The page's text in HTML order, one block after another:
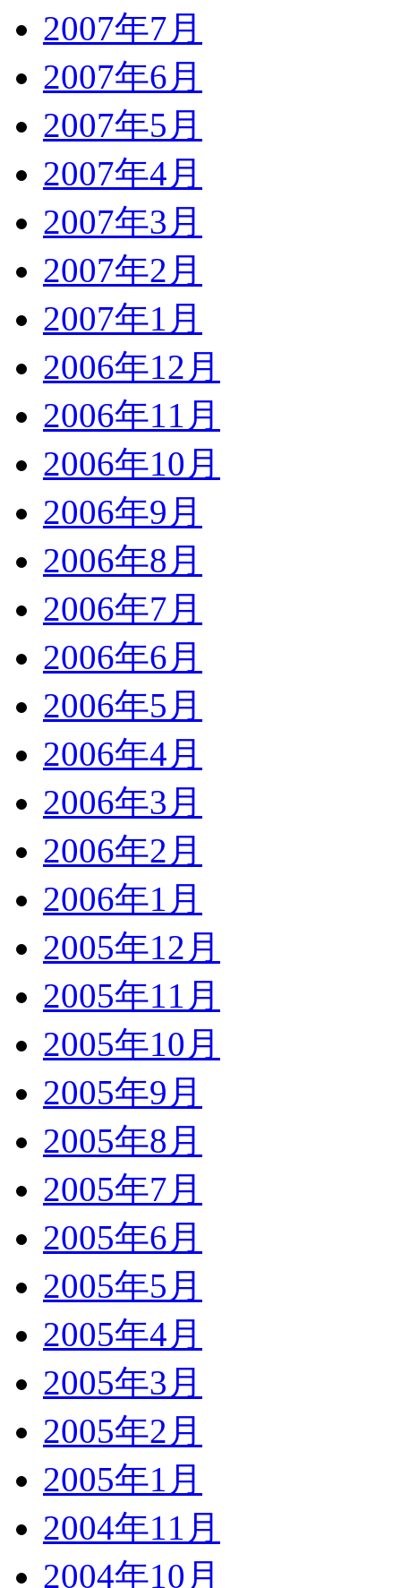
2007年7月
2007年6月
2007年5月
2007年4月
2007年3月
2007年2月
2007年1月
2006年12月
2006年11月
2006年10月
2006年9月
2006年8月
2006年7月
2006年6月
2006年5月
2006年4月
2006年3月
2006年2月
2006年1月
2005年12月
2005年11月
2005年10月
2005年9月
2005年8月
2005年7月
2005年6月
2005年5月
2005年4月
2005年3月
2005年2月
2005年1月
2004年11月
2004年10月